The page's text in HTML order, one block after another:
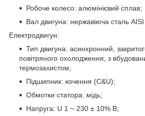
Робоче колесо: алюмінієвий сплав;
Вал двигуна: нержавіюча сталь AISI
Електродвигун:
Тип двигуна: асинхронний,
повітряного охолодження, з
термозахистом;
Підшипник: кочення (C&U);
Обмотки статора: мідь;
Напруга: U 1 ~ 230 ± 10% В;